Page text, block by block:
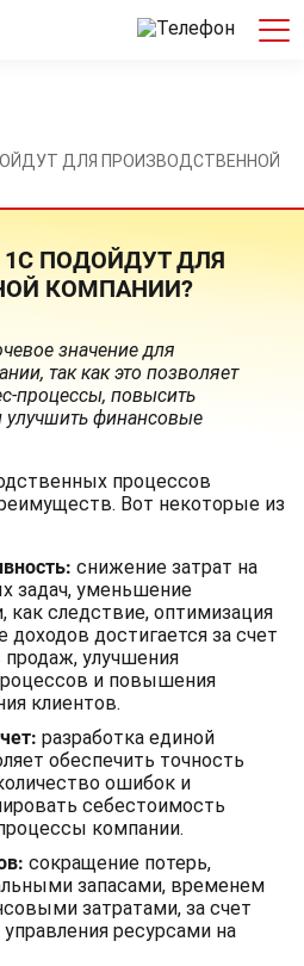
ДЛЯ ПРОИЗВОДСТВЕННОЙ
ПОДОЙДУТ ДЛЯ
КОМПАНИИ?
значение для
так как это позволяет
процессы, повысить
улучшить финансовые
процессов
Вот некоторые из
снижение затрат на
задач, уменьшение
как следствие, оптимизация
доходов достигается за счет
улучшения
и повышения
клиентов.
разработка единой
обеспечить точность
ошибок и
себестоимость
компании.
сокращение потерь,
запасами, временем
затратами, за счет
ресурсами на